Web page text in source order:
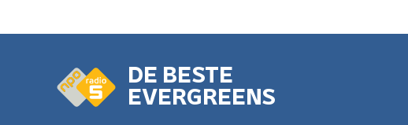
DE BESTE
EVERGREENS